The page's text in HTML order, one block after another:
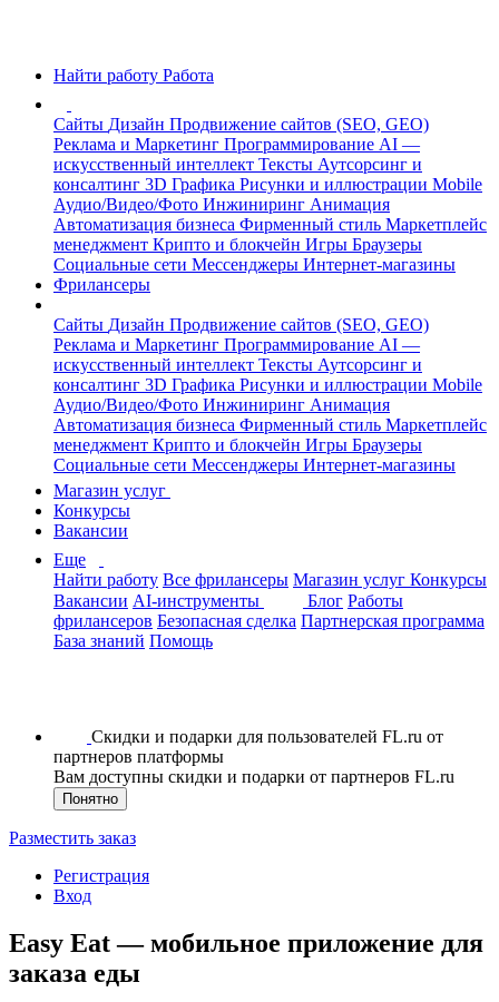
Найти работу Работа
Сайты Дизайн Продвижение сайтов (SEO, GEO)
Реклама и Маркетинг Программирование AI —
искусственный интеллект Тексты Аутсорсинг и
консалтинг 3D Графика Рисунки и иллюстрации Mobile
Аудио/Видео/Фото Инжиниринг Анимация
Автоматизация бизнеса Фирменный стиль Маркетплейс
менеджмент Крипто и блокчейн Игры Браузеры
Социальные сети Мессенджеры Интернет-магазины
Фрилансеры
Сайты Дизайн Продвижение сайтов (SEO, GEO)
Реклама и Маркетинг Программирование AI —
искусственный интеллект Тексты Аутсорсинг и
консалтинг 3D Графика Рисунки и иллюстрации Mobile
Аудио/Видео/Фото Инжиниринг Анимация
Автоматизация бизнеса Фирменный стиль Маркетплейс
менеджмент Крипто и блокчейн Игры Браузеры
Социальные сети Мессенджеры Интернет-магазины
Магазин услуг
Конкурсы
Вакансии
Еще
Найти работу Все фрилансеры Магазин услуг Конкурсы
Вакансии AI-инструменты Блог Работы
фрилансеров Безопасная сделка Партнерская программа
База знаний Помощь
Скидки и подарки для пользователей FL.ru от
партнеров платформы
Вам доступны скидки и подарки от партнеров FL.ru
Понятно
Разместить заказ
Регистрация
Вход
Easy Eat — мобильное приложение для
заказа еды